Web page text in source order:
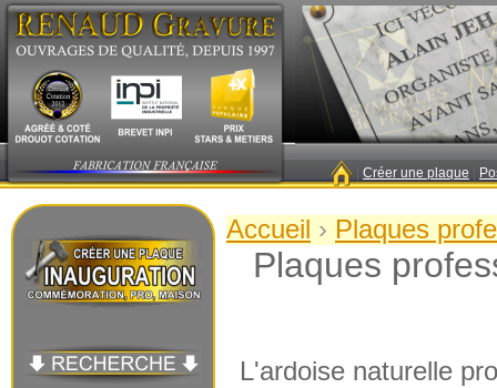
Créer une plaque
Accueil › Plaques
Plaques
L'ardoise naturelle